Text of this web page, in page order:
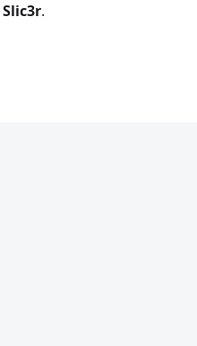
Slic3r.